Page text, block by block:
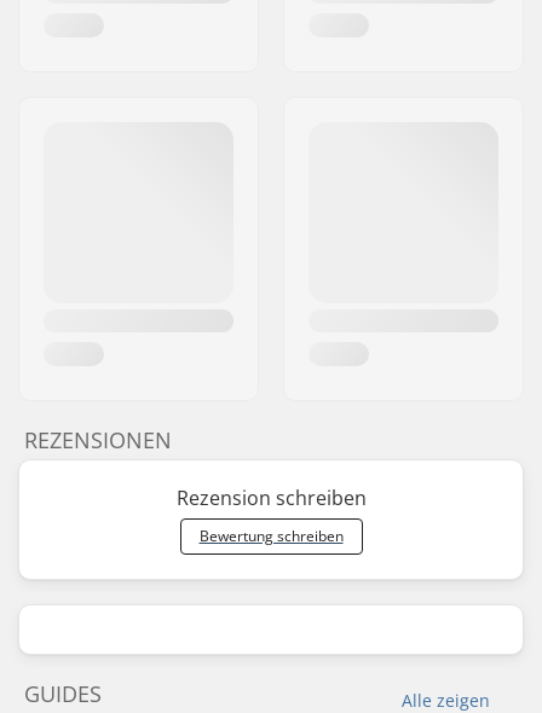
REZENSIONEN
Rezension schreiben
Bewertung schreiben
Alle zeigen
GUIDES